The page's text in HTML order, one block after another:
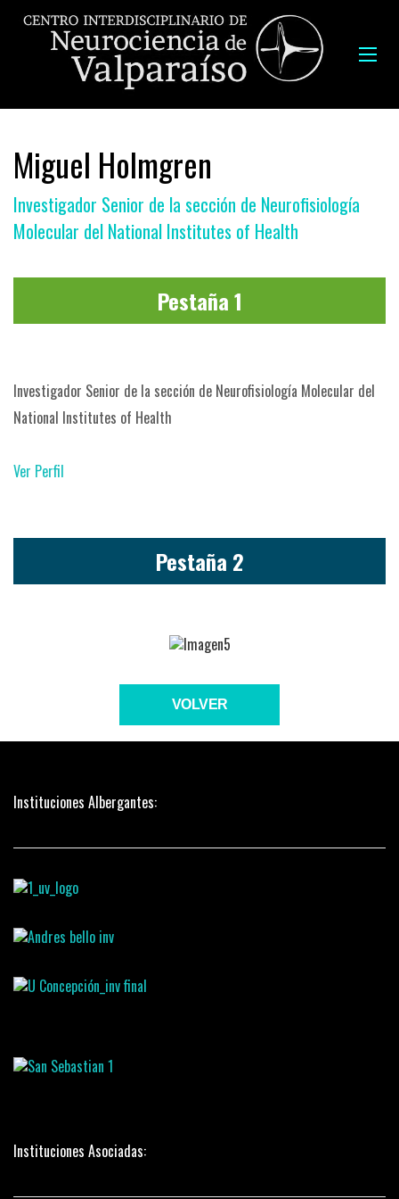
Miguel Holmgren
Investigador Senior de la sección de Neurofisiología
Molecular del National Institutes of Health
Pestaña 1
Investigador Senior de la sección de Neurofisiología Molecular del
National Institutes of Health
Ver Perfil
Pestaña 2
VOLVER
Instituciones Albergantes:
Instituciones Asociadas: